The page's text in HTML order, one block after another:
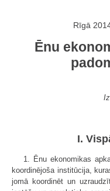
Rīgā
Ēnu
I.
1. Ēnu ekonomikas
koordinējoša institūcija,
jomā koordinēt un